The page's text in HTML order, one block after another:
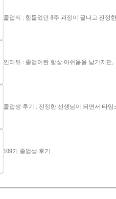
졸업식 : 힘들었던 8주 과정이 끝나고 진정
인터뷰 : 졸업이란 항상 아쉬움을 남기지만,
졸업생 후기 : 진정한 선생님이 되면서 타
109기 졸업생 후기